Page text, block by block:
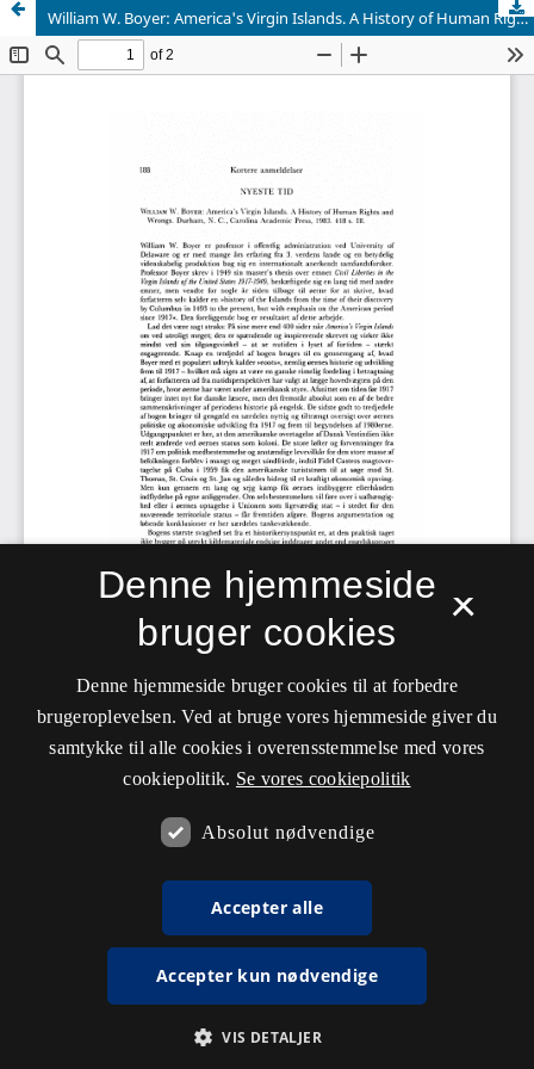
William W. Boyer: America's Virgin Islands. A History of Human Rights and Wrongs. Durham, N. C, Carolina Academic Press, 1983. 418 s. Ill.
×
Denne hjemmeside
bruger cookies
Denne hjemmeside bruger cookies til at forbedre
brugeroplevelsen. Ved at bruge vores hjemmeside giver du
samtykke til alle cookies i overensstemmelse med vores
cookiepolitik. Se vores cookiepolitik
Absolut nødvendige
Accepter alle
Accepter kun nødvendige
VIS DETALJER